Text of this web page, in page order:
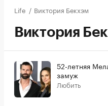
Life / Виктория Бекхэм
Виктория
52-летняя
замуж
Любить